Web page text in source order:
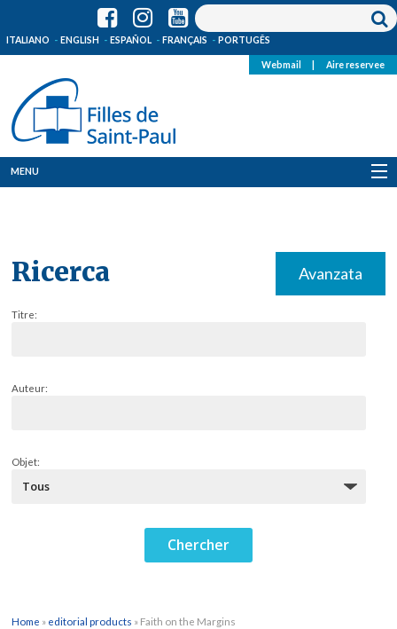
ITALIANO ENGLISH ESPAÑOL FRANÇAIS PORTUGÊS
Webmail Aire reservee
MENU
Ricerca Avanzata
Titre:
Auteur:
Objet:
Home » editorial products » Faith on the Margins